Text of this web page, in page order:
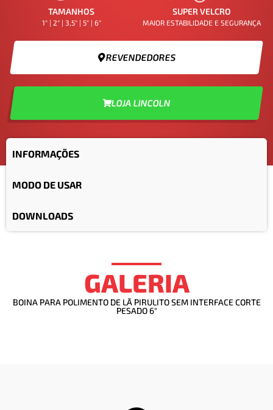
TAMANHOS
1" | 2" | 3,5" | 5" | 6"
SUPER VELCRO
MAIOR ESTABILIDADE E SEGURANÇA
REVENDEDORES
LOJA LINCOLN
INFORMAÇÕES
MODO DE USAR
DOWNLOADS
GALERIA
BOINA PARA POLIMENTO DE LÃ PIRULITO SEM INTERFACE CORTE
PESADO 6"